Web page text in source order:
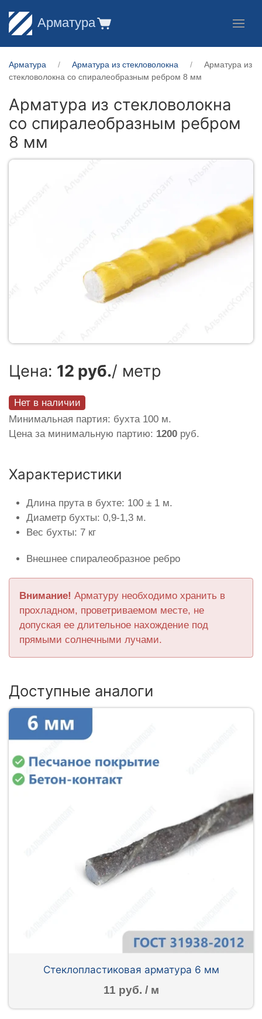
Арматура
Арматура Арматура из стекловолокна
Арматура из
стекловолокна со спиралеобразным ребром 8 мм
Арматура из стекловолокна
со спиралеобразным ребром
8 мм
Цена: 12 руб./ метр
Нет в наличии
Минимальная партия: бухта 100 м.
Цена за минимальную партию: 1200 руб.
Характеристики
Длина прута в бухте: 100 ± 1 м.
Диаметр бухты: 0,9-1,3 м.
Вес бухты: 7 кг
Внешнее спиралеобразное ребро
Внимание! Арматуру необходимо хранить в
прохладном, проветриваемом месте, не
допуская ее длительное нахождение под
прямыми солнечными лучами.
Доступные аналоги
Стеклопластиковая арматура 6 мм
11 руб. / м